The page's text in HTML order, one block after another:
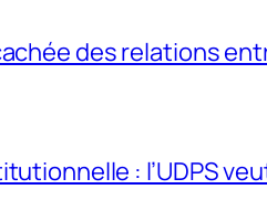
des relations
: l’UDPS